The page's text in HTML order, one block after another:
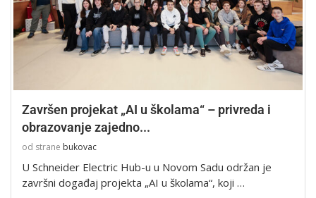
Završen projekat „AI u školama“ – privreda i
obrazovanje zajedno...
od strane bukovac
U Schneider Electric Hub-u u Novom Sadu održan je
završni događaj projekta „AI u školama“, koji …